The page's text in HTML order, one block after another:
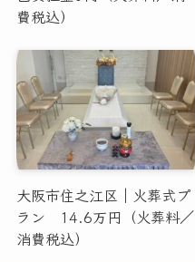
費税込）
大阪市住之江区｜火葬式プ
ラン 14.6万円（火葬料／
消費税込）